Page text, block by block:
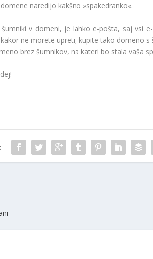
naredijo kakšno »spakedranko«.
v domeni, je lahko e-pošta, saj vsi
ne morete upreti, kupite tako domeno
brez šumnikov, na kateri bo stala vaša